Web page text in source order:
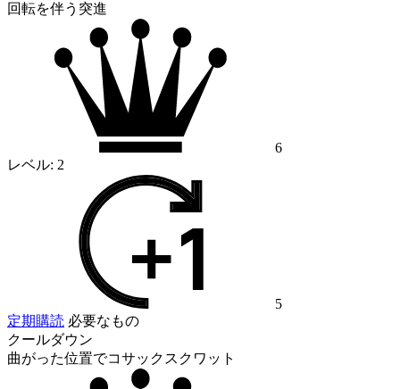
回転を伴う突進
6
レベル: 2
5
定期購読 必要なもの
クールダウン
曲がった位置でコサックスクワット